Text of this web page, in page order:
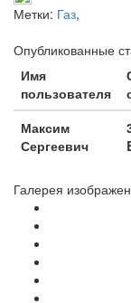
Метки: Газ,
Опубликованные
Имя
пользователя
Максим
Сергеевич
Галерея